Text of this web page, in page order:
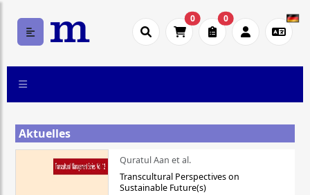
0 0
Aktuelles
Quratul Aan et al.
Transcultural Perspectives on
Sustainable Future(s)